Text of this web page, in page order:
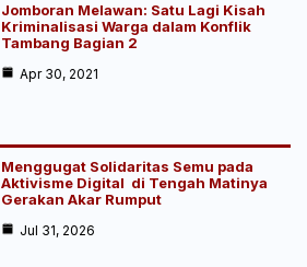
Jomboran Melawan: Satu Lagi Kisah
Kriminalisasi Warga dalam Konflik
Tambang Bagian 2
Apr 30, 2021
Menggugat Solidaritas Semu pada
Aktivisme Digital di Tengah Matinya
Gerakan Akar Rumput
Jul 31, 2026